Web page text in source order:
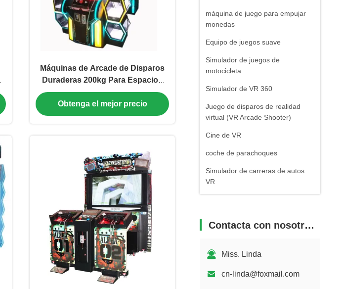
máquina de juego para empujar
monedas
Equipo de juegos suave
Simulador de juegos de
motocicleta
Simulador de VR 360
Juego de disparos de realidad
virtual (VR Arcade Shooter)
Cine de VR
coche de parachoques
Simulador de carreras de autos
VR
Contacta con nosotros
Miss. Linda
cn-linda@foxmail.com
Máquinas de Arcade de Disparos
Duraderas 200kg Para Espacios
Comerciales
Obtenga el mejor precio